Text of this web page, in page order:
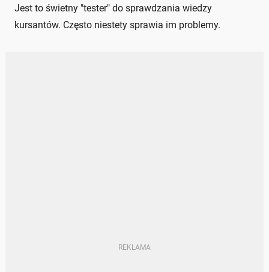
Jest to świetny "tester" do sprawdzania wiedzy
kursantów. Często niestety sprawia im problemy.